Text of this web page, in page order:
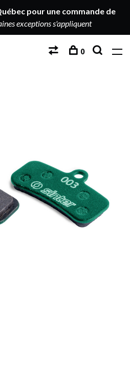
pour une commande de
exceptions s'appliquent
0